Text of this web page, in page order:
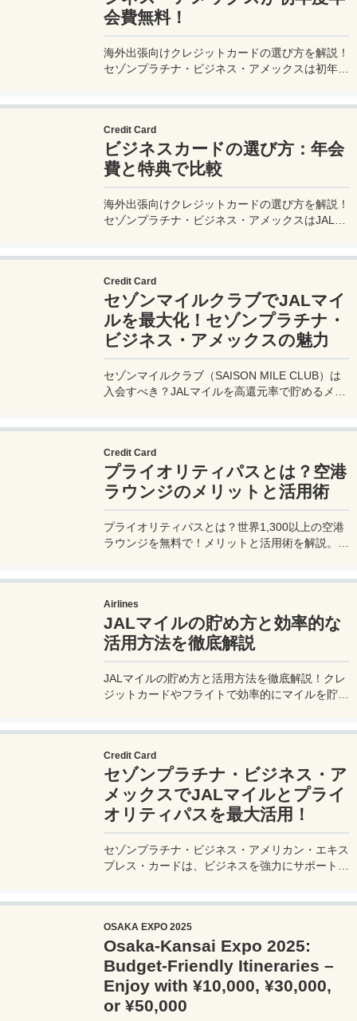
会費無料！
海外出張向けクレジットカードの選び方を解説！
セゾンプラチナ・ビジネス・アメックスは初年度
Credit Card
ビジネスカードの選び方：年会
費と特典で比較
海外出張向けクレジットカードの選び方を解説！
セゾンプラチナ・ビジネス・アメックスはJALマ
Credit Card
セゾンマイルクラブでJALマイ
ルを最大化！セゾンプラチナ・
ビジネス・アメックスの魅力
セゾンマイルクラブ（SAISON MILE CLUB）は
入会すべき？JALマイルを高還元率で貯めるメリ
Credit Card
プライオリティパスとは？空港
ラウンジのメリットと活用術
プライオリティパスとは？世界1,300以上の空港
ラウンジを無料で！メリットと活用術を解説。セ
Airlines
JALマイルの貯め方と効率的な
活用方法を徹底解説
JALマイルの貯め方と活用方法を徹底解説！クレ
ジットカードやフライトで効率的にマイルを貯
Credit Card
セゾンプラチナ・ビジネス・ア
メックスでJALマイルとプライ
オリティパスを最大活用！
セゾンプラチナ・ビジネス・アメリカン・エキス
プレス・カードは、ビジネスを強力にサポートす
最適です。初年度の年会費無料も魅力。ステータ
スと実用性を兼ね備えたビジネスカードで、あな
たのビジネスをワンランクアップさせませんか？
OSAKA EXPO 2025
Osaka-Kansai Expo 2025:
Budget-Friendly Itineraries –
Enjoy with ¥10,000, ¥30,000,
or ¥50,000